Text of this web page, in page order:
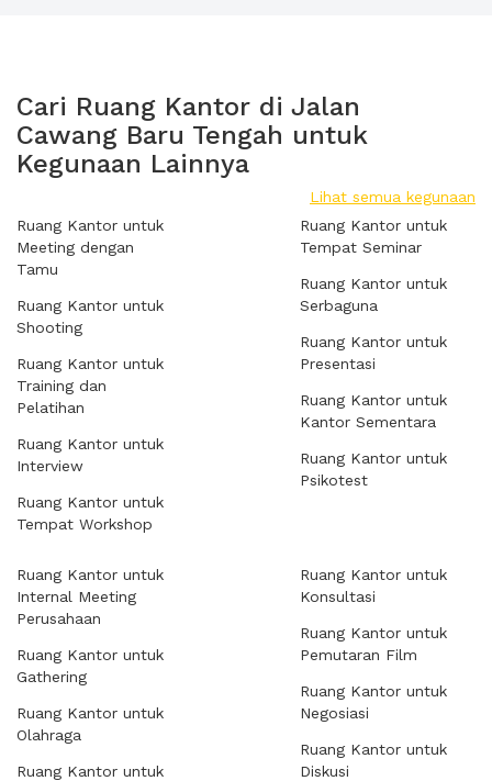
Cari Ruang Kantor di Jalan
Cawang Baru Tengah untuk
Kegunaan Lainnya
Lihat semua kegunaan
Ruang Kantor untuk
Meeting dengan
Tamu
Ruang Kantor untuk
Shooting
Ruang Kantor untuk
Training dan
Pelatihan
Ruang Kantor untuk
Interview
Ruang Kantor untuk
Tempat Workshop
Ruang Kantor untuk
Tempat Seminar
Ruang Kantor untuk
Serbaguna
Ruang Kantor untuk
Presentasi
Ruang Kantor untuk
Kantor Sementara
Ruang Kantor untuk
Psikotest
Ruang Kantor untuk
Internal Meeting
Perusahaan
Ruang Kantor untuk
Gathering
Ruang Kantor untuk
Olahraga
Ruang Kantor untuk
Ruang Kantor untuk
Konsultasi
Ruang Kantor untuk
Pemutaran Film
Ruang Kantor untuk
Negosiasi
Ruang Kantor untuk
Diskusi